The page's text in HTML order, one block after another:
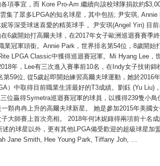
8
日
在
「大
莊
家」
Journey
高
爾
球
場
舉
辦
項事宜，而 Kore Pro-Am 繼續向該校球隊捐款約
集了眾多LPGA的知名球星，其中包括; 尹安琪,
等深受球迷喜愛的精英球手 。尹安琪(Angel Yin) 目
在6歲開始打高爾夫球，在2017年女子歐洲巡迴賽賽季
業冠軍頭銜。Annie Park，世界排名第54位，8歲開始
LPGA Classic中獲得巡迴賽冠軍。Mi Hyang Lee，
年，Lee有三次進入賽事前10名，在Indy女子技術錦
第59位, 從5歲起即開始練習高爾夫球運動，她於2016
）中取得目前職業生涯最好的T3成績。劉鈺 (Yu Liu)
位贏得Symetra巡迴賽冠軍的球員，以獲得239隻小鳥
顆冉冉上升的高爾夫球新星。 她是參加2015年美國
大師賽上首次亮相。 2018年何沐妮錄得兩項前十名
的球星以外，更有其他LPGA備受歡迎的超級球星加
Jane Smith, Hee Young Park, Tiffany Joh, …